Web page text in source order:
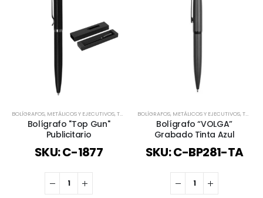
BOLÍGRAFOS, METÁLICOS Y EJECUTIVOS,TODOS
Bolígrafo "Top Gun"
Publicitario
SKU: C-1877
BOLÍGRAFOS, METÁLICOS Y EJECUTIVOS,TODOS
Bolígrafo “VOLGA”
Grabado Tinta Azul
SKU: C-BP281-TA